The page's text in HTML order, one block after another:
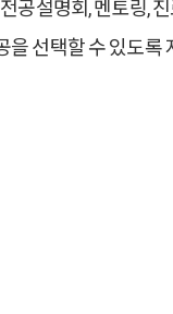
공설명회, 멘토링,
선택할 수 있도록